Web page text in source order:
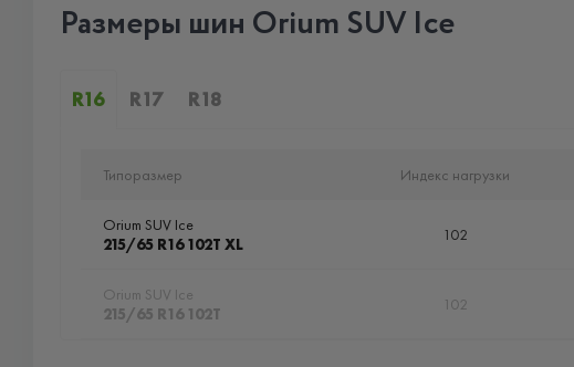
Размеры шин Orium SUV Ice
R16 R17 R18
Типоразмер Индекс нагрузки
Orium SUV Ice
215/65 R16 102T XL
102
Orium SUV Ice
215/65 R16 102T
102